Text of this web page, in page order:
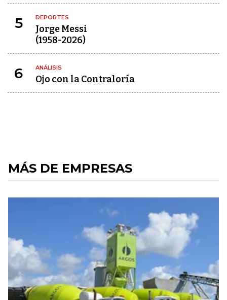
5 DEPORTES
Jorge Messi
(1958-2026)
6 ANÁLISIS
Ojo con la Contraloría
MÁS DE EMPRESAS